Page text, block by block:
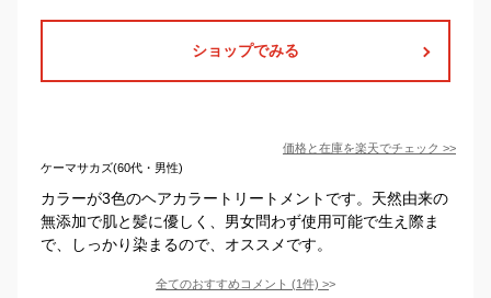
ショップでみる
価格と在庫を楽天でチェック >>
ケーマサカズ(60代・男性)
カラーが3色のヘアカラートリートメントです。天然由来の
無添加で肌と髪に優しく、男女問わず使用可能で生え際ま
で、しっかり染まるので、オススメです。
全てのおすすめコメント (1件) >